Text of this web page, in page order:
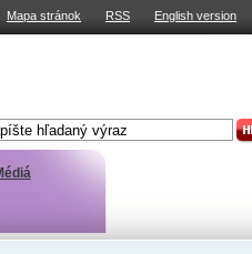
Mapa stránok RSS English version